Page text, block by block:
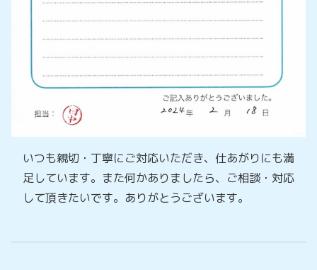
いつも親切・丁寧にご対応いただき、仕あがりにも満
足しています。また何かありましたら、ご相談・対応
して頂きたいです。ありがとうございます。